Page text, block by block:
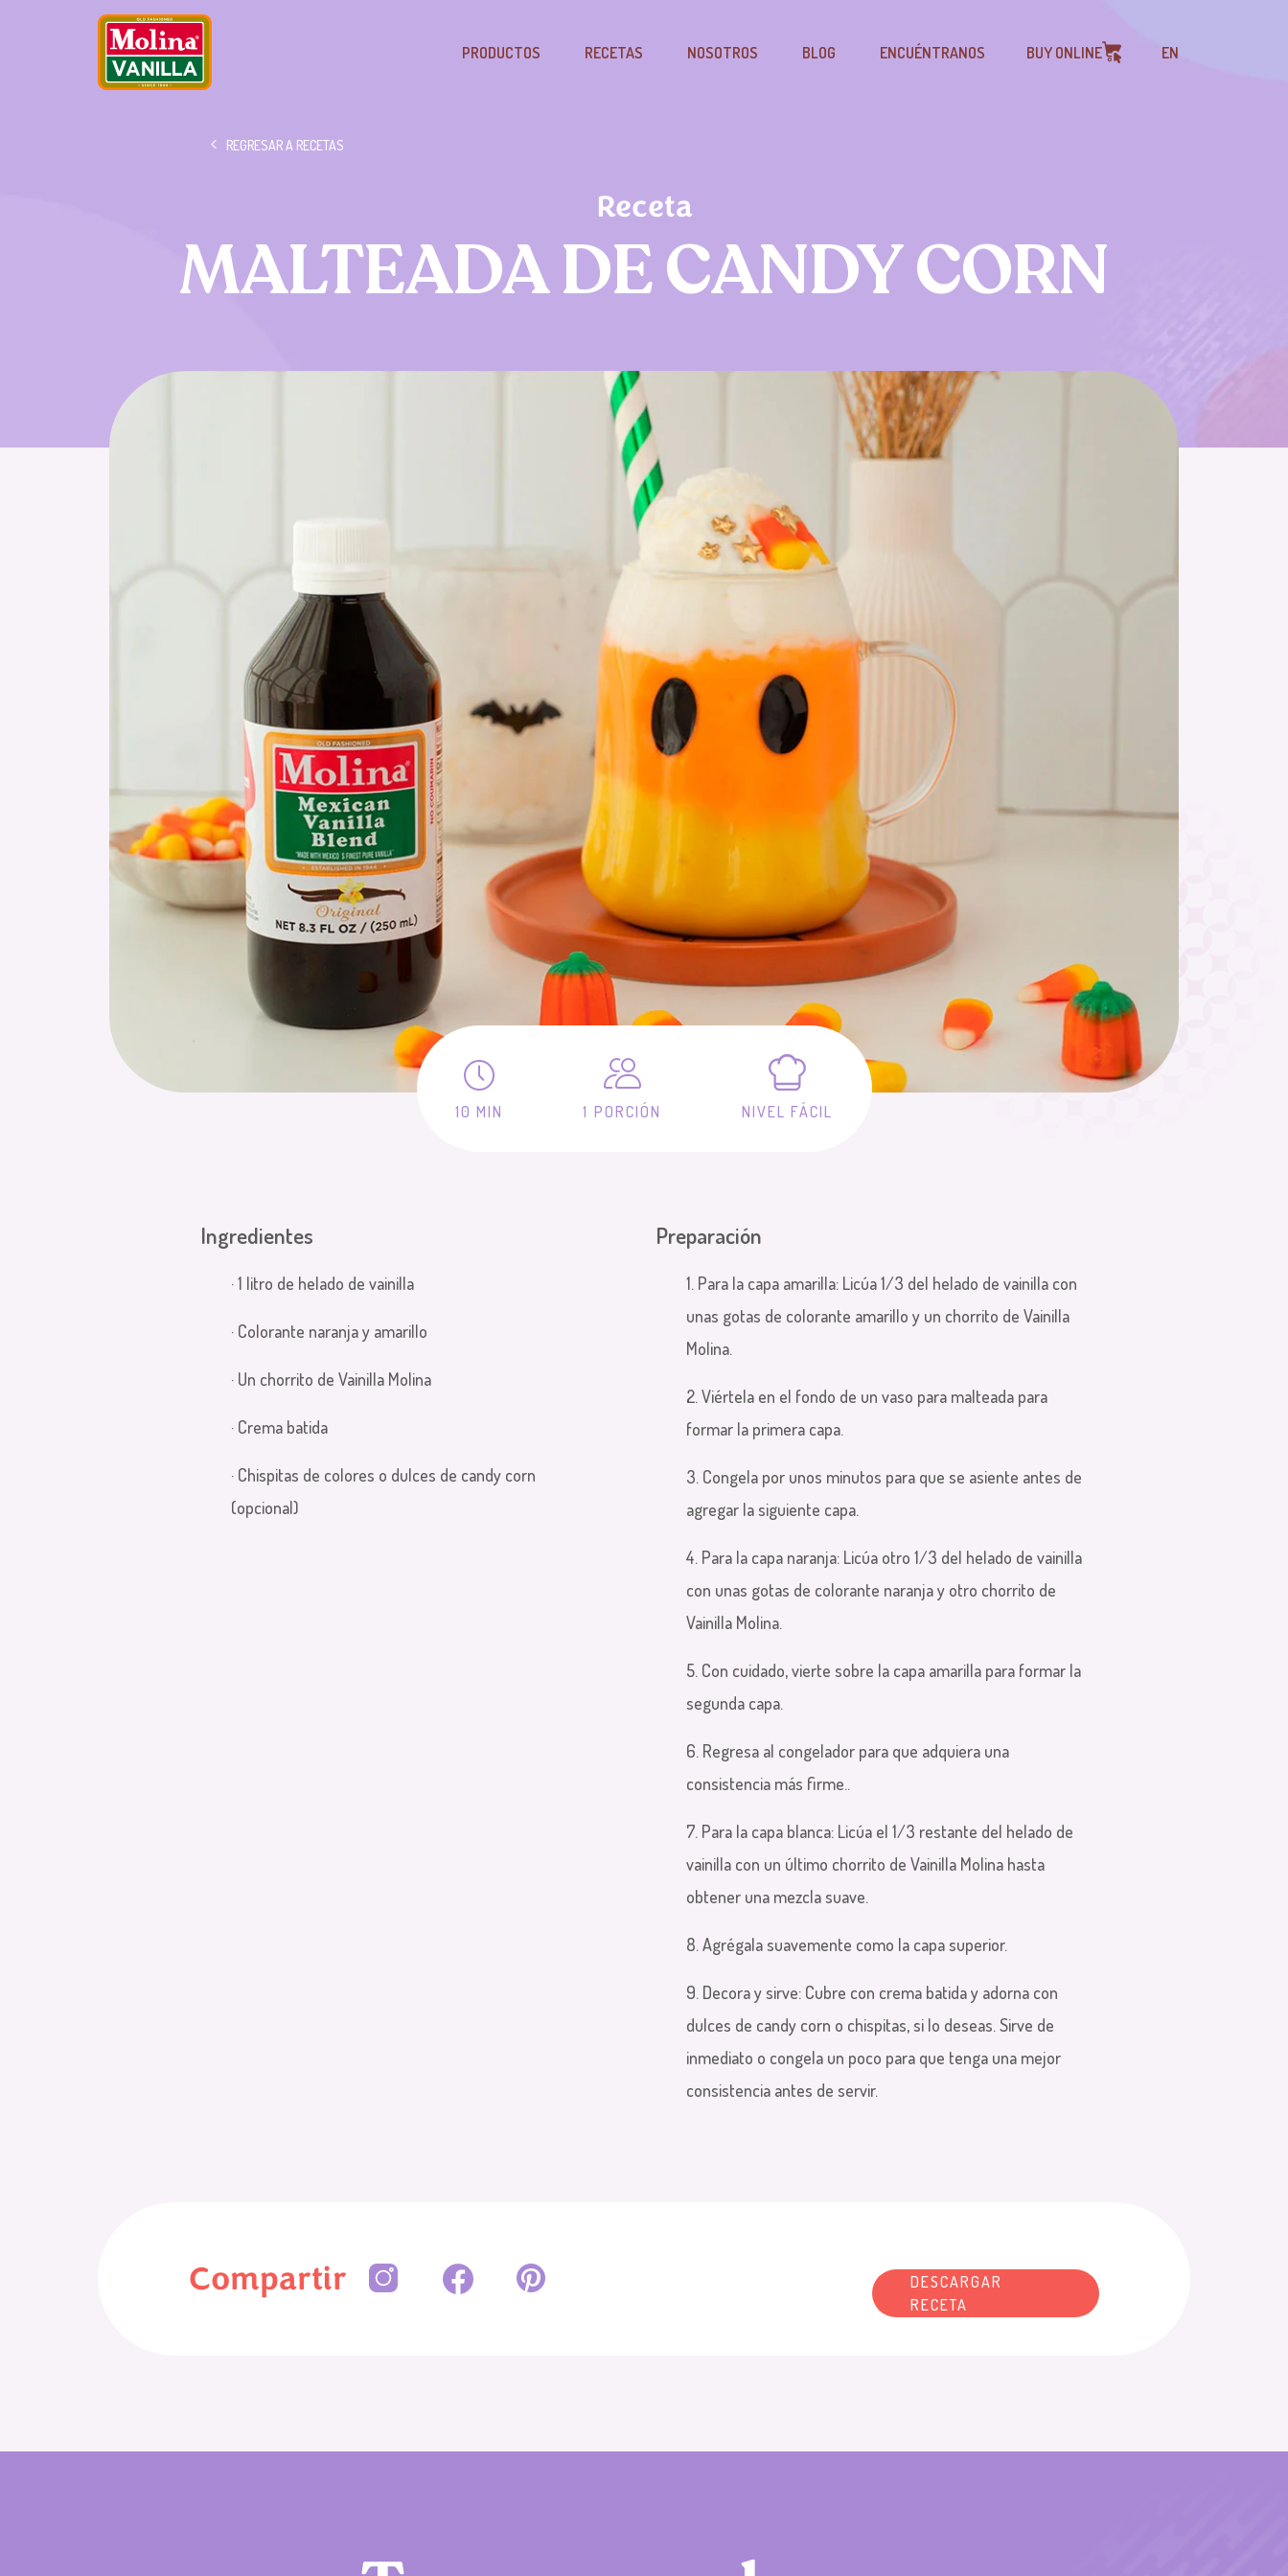
PRODUCTOS RECETAS NOSOTROS BLOG ENCUÉNTRANOS BUY ONLINE EN
REGRESAR A RECETAS
Receta
MALTEADA DE CANDY CORN
10 MIN 1 PORCIÓN NIVEL FÁCIL
Ingredientes
· 1 litro de helado de vainilla
· Colorante naranja y amarillo
· Un chorrito de Vainilla Molina
· Crema batida
· Chispitas de colores o dulces de candy corn
(opcional)
Preparación
1. Para la capa amarilla: Licúa 1/3 del helado de vainilla con
unas gotas de colorante amarillo y un chorrito de Vainilla
Molina.
2. Viértela en el fondo de un vaso para malteada para
formar la primera capa.
3. Congela por unos minutos para que se asiente antes de
agregar la siguiente capa.
4. Para la capa naranja: Licúa otro 1/3 del helado de vainilla
con unas gotas de colorante naranja y otro chorrito de
Vainilla Molina.
5. Con cuidado, vierte sobre la capa amarilla para formar la
segunda capa.
6. Regresa al congelador para que adquiera una
consistencia más firme..
7. Para la capa blanca: Licúa el 1/3 restante del helado de
vainilla con un último chorrito de Vainilla Molina hasta
obtener una mezcla suave.
8. Agrégala suavemente como la capa superior.
9. Decora y sirve: Cubre con crema batida y adorna con
dulces de candy corn o chispitas, si lo deseas. Sirve de
inmediato o congela un poco para que tenga una mejor
consistencia antes de servir.
Compartir
DESCARGAR
RECETA